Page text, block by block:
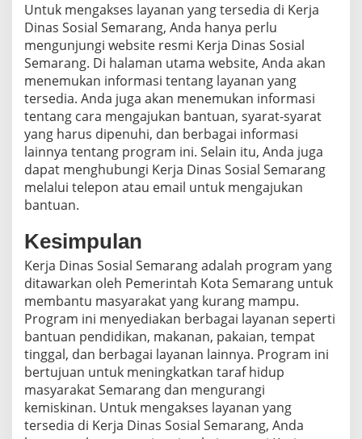
Untuk mengakses layanan yang tersedia di Kerja
Dinas Sosial Semarang, Anda hanya perlu
mengunjungi website resmi Kerja Dinas Sosial
Semarang. Di halaman utama website, Anda akan
menemukan informasi tentang layanan yang
tersedia. Anda juga akan menemukan informasi
tentang cara mengajukan bantuan, syarat-syarat
yang harus dipenuhi, dan berbagai informasi
lainnya tentang program ini. Selain itu, Anda juga
dapat menghubungi Kerja Dinas Sosial Semarang
melalui telepon atau email untuk mengajukan
bantuan.
Kesimpulan
Kerja Dinas Sosial Semarang adalah program yang
ditawarkan oleh Pemerintah Kota Semarang untuk
membantu masyarakat yang kurang mampu.
Program ini menyediakan berbagai layanan seperti
bantuan pendidikan, makanan, pakaian, tempat
tinggal, dan berbagai layanan lainnya. Program ini
bertujuan untuk meningkatkan taraf hidup
masyarakat Semarang dan mengurangi
kemiskinan. Untuk mengakses layanan yang
tersedia di Kerja Dinas Sosial Semarang, Anda